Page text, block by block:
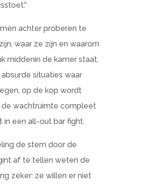
achter proberen te
waar ze zijn en waarom
middenin de kamer staat,
situaties waar
op de kop wordt
wachtruimte compleet
een all-out bar fight.
de stem door de
af te tellen weten de
zeker: ze willen er niet